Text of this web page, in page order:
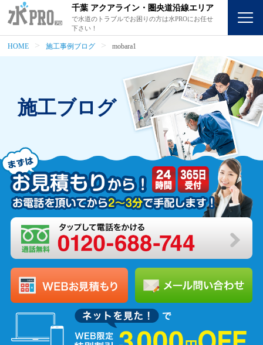
千葉 アクアライン・圏央道沿線エリア
で水道のトラブルでお困りの方は水PROにお任せ
下さい！
HOME 施工事例ブログ mobara1
施工ブログ